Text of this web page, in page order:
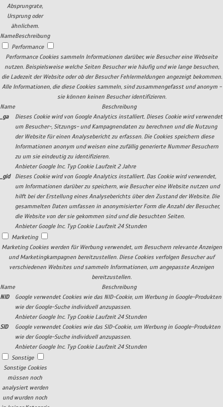
Absprungrate,
Ursprung oder
ähnlichem.
NameBeschreibung
Performance
Performance Cookies sammeln Informationen darüber, wie Besucher eine Webseite
nutzen. Beispielsweise welche Seiten Besucher wie häufig und wie lange besuchen,
die Ladezeit der Website oder ob der Besucher Fehlermeldungen angezeigt bekommen.
Alle Informationen, die diese Cookies sammeln, sind zusammengefasst und anonym -
sie können keinen Besucher identifizieren.
Name
Beschreibung
_ga
Dieses Cookie wird von Google Analytics installiert. Dieses Cookie wird verwendet
um Besucher-, Sitzungs- und Kampagnendaten zu berechnen und die Nutzung
der Website für einen Analysebericht zu erfassen. Die Cookies speichern diese
Informationen anonym und weisen eine zufällig generierte Nummer Besuchern
zu um sie eindeutig zu identifizieren.
Anbieter Google Inc. Typ Cookie Laufzeit 2 Jahre
_gid
Dieses Cookie wird von Google Analytics installiert. Das Cookie wird verwendet,
um Informationen darüber zu speichern, wie Besucher eine Website nutzen und
hilft bei der Erstellung eines Analyseberichts über den Zustand der Website. Die
gesammelten Daten umfassen in anonymisierter Form die Anzahl der Besucher,
die Website von der sie gekommen sind und die besuchten Seiten.
Anbieter Google Inc. Typ Cookie Laufzeit 24 Stunden
Marketing
Marketing Cookies werden für Werbung verwendet, um Besuchern relevante Anzeigen
und Marketingkampagnen bereitzustellen. Diese Cookies verfolgen Besucher auf
verschiedenen Websites und sammeln Informationen, um angepasste Anzeigen
bereitzustellen.
Name
Beschreibung
NID
Google verwendet Cookies wie das NID-Cookie, um Werbung in Google-Produkten
wie der Google-Suche individuell anzupassen.
Anbieter Google Inc. Typ Cookie Laufzeit 24 Stunden
SID
Google verwendet Cookies wie das SID-Cookie, um Werbung in Google-Produkten
wie der Google-Suche individuell anzupassen.
Anbieter Google Inc. Typ Cookie Laufzeit 24 Stunden
Sonstige
Sonstige Cookies
müssen noch
analysiert werden
und wurden noch